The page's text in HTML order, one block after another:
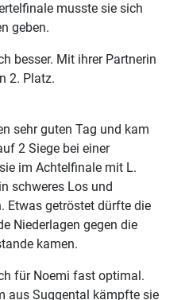
musste sie sich
geben.
besser. Mit ihrer Partnerin
2. Platz.
sehr guten Tag und kam
2 Siege bei einer
im Achtelfinale mit L.
schweres Los und
Etwas getröstet dürfte die
Niederlagen gegen die
kamen.
für Noemi fast optimal.
aus Suggental kämpfte sie